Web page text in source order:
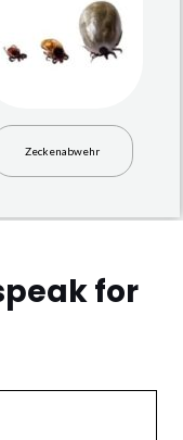
Zeckenabwehr
for